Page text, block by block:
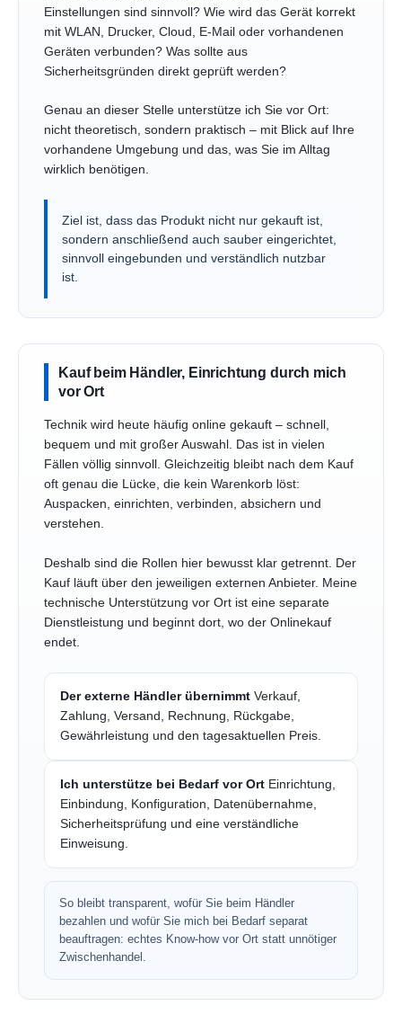
Einstellungen sind sinnvoll? Wie wird das Gerät korrekt
mit WLAN, Drucker, Cloud, E-Mail oder vorhandenen
Geräten verbunden? Was sollte aus
Sicherheitsgründen direkt geprüft werden?
Genau an dieser Stelle unterstütze ich Sie vor Ort:
nicht theoretisch, sondern praktisch – mit Blick auf Ihre
vorhandene Umgebung und das, was Sie im Alltag
wirklich benötigen.
Ziel ist, dass das Produkt nicht nur gekauft ist,
sondern anschließend auch sauber eingerichtet,
sinnvoll eingebunden und verständlich nutzbar
ist.
Kauf beim Händler, Einrichtung durch mich
vor Ort
Technik wird heute häufig online gekauft – schnell,
bequem und mit großer Auswahl. Das ist in vielen
Fällen völlig sinnvoll. Gleichzeitig bleibt nach dem Kauf
oft genau die Lücke, die kein Warenkorb löst:
Auspacken, einrichten, verbinden, absichern und
verstehen.
Deshalb sind die Rollen hier bewusst klar getrennt. Der
Kauf läuft über den jeweiligen externen Anbieter. Meine
technische Unterstützung vor Ort ist eine separate
Dienstleistung und beginnt dort, wo der Onlinekauf
endet.
Der externe Händler übernimmt Verkauf,
Zahlung, Versand, Rechnung, Rückgabe,
Gewährleistung und den tagesaktuellen Preis.
Ich unterstütze bei Bedarf vor Ort Einrichtung,
Einbindung, Konfiguration, Datenübernahme,
Sicherheitsprüfung und eine verständliche
Einweisung.
So bleibt transparent, wofür Sie beim Händler
bezahlen und wofür Sie mich bei Bedarf separat
beauftragen: echtes Know-how vor Ort statt unnötiger
Zwischenhandel.